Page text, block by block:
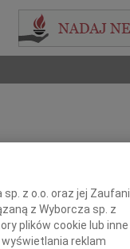
z o.o. oraz jej Zaufani
z Wyborcza sp. z
plików cookie lub inne
reklam